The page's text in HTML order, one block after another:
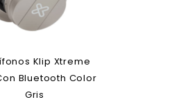
Klip Xtreme
Bluetooth Color
Gris